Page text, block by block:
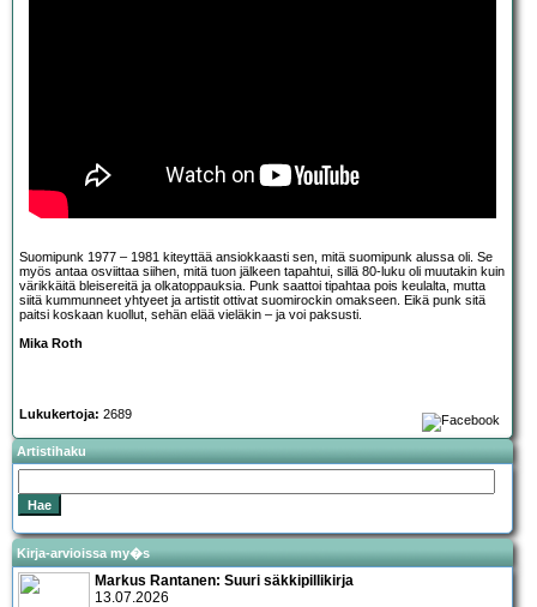
Suomipunk 1977 – 1981 kiteyttää ansiokkaasti sen, mitä suomipunk alussa oli. Se
myös antaa osviittaa siihen, mitä tuon jälkeen tapahtui, sillä 80-luku oli muutakin kuin
värikkäitä bleisereitä ja olkatoppauksia. Punk saattoi tipahtaa pois keulalta, mutta
siitä kummunneet yhtyeet ja artistit ottivat suomirockin omakseen. Eikä punk sitä
paitsi koskaan kuollut, sehän elää vieläkin – ja voi paksusti.
Mika Roth
Lukukertoja: 2689
Artistihaku
Kirja-arvioissa my�s
Markus Rantanen: Suuri säkkipillikirja
13.07.2026